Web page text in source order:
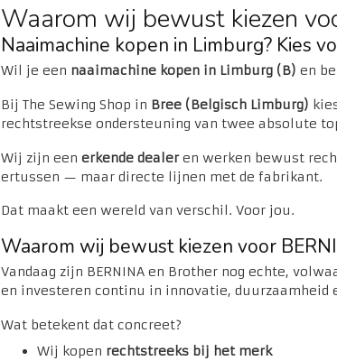
Waarom wij bewust kiezen
Naaimachine kopen in Limburg? Kies
Wil je een naaimachine kopen in Limburg (B) en
Bij The Sewing Shop in Bree (Belgisch Limburg)
rechtstreekse ondersteuning van twee absolute
Wij zijn een erkende dealeren werken bewust
ertussen — maar directe lijnen met de fabrikant.
Dat maakt een wereld van verschil. Voor jou.
Waarom wij bewust kiezen voor
Vandaag zijn BERNINA en Brother nog echte,
en investeren continu in innovatie, duurzaamheid
Wat betekent dat concreet?
Wij kopen rechtstreeks bij het merk